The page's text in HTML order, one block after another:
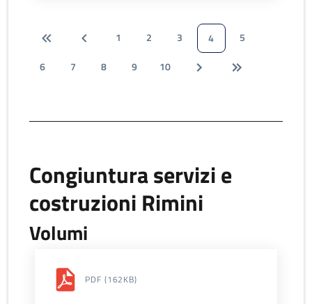
1 2 3 4
5
6
7 8 9 10
Congiuntura servizi e
costruzioni Rimini
Volumi
PDF (162KB)